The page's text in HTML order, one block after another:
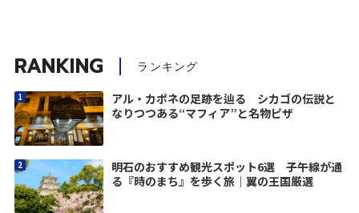
RANKING ランキング
アル・カポネの足跡を辿る シカゴの伝説と
なりつつある“マフィア”と名物ピザ
明石のおすすめ観光スポット6選 子午線が通
る『時のまち』を歩く旅｜翼の王国厳選